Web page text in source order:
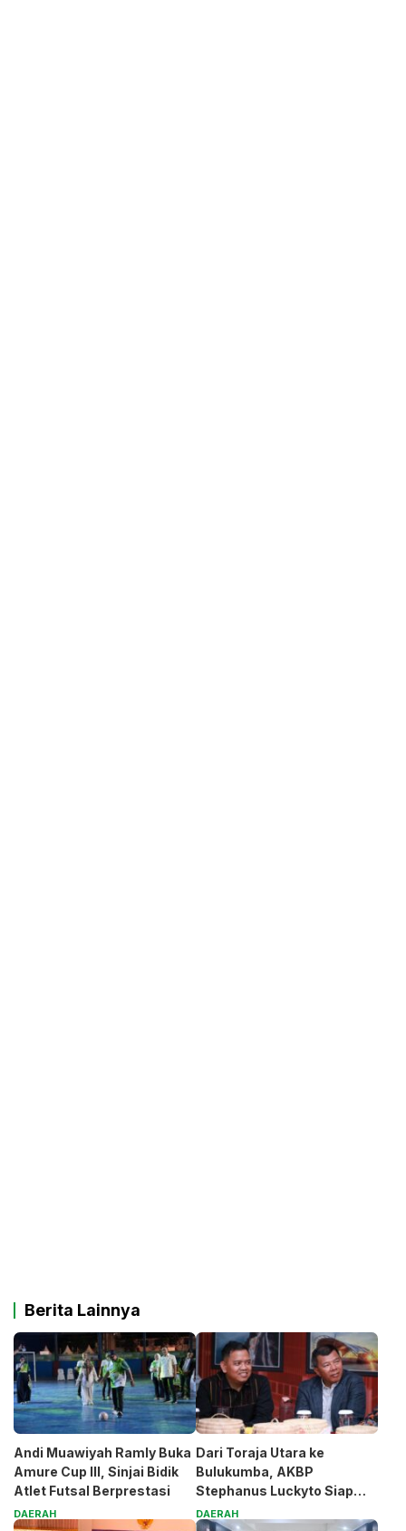
Berita Lainnya
Andi Muawiyah Ramly Buka
Amure Cup III, Sinjai Bidik
Atlet Futsal Berprestasi
DAERAH
Dari Toraja Utara ke
Bulukumba, AKBP
Stephanus Luckyto Siap
Jaga Kamtibmas
DAERAH